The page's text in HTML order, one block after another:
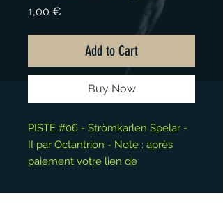
1,00 €
Add to Cart
Buy Now
PISTE #06 - Strömkarlen Spelar -
II par Octantrion - Note : après
paiement votre lien de
disponible depuis la page "Merci".